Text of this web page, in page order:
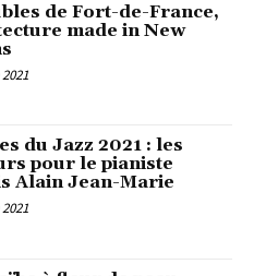
de Fort-de-France,
made in New
du Jazz 2021 : les
pour le pianiste
Alain Jean-Marie